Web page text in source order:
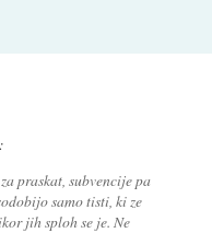
:
praskat, subvencije pa
samo tisti, ki ze
jih sploh se je. Ne